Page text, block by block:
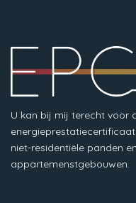
U kan bij mij terecht voor
niet-residentiële panden
appartemenstgebouwen.